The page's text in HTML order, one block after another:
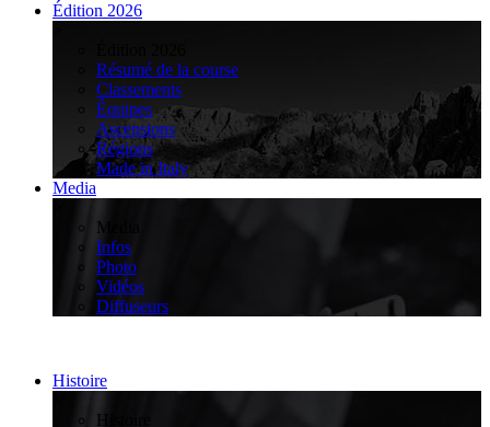
Édition 2026
Résumé de la course
Classements
Équipes
Ascensions
Régions
Made in Italy
Media
Media
Infos
Photo
Vidéos
Diffuseurs
Histoire
Histoire